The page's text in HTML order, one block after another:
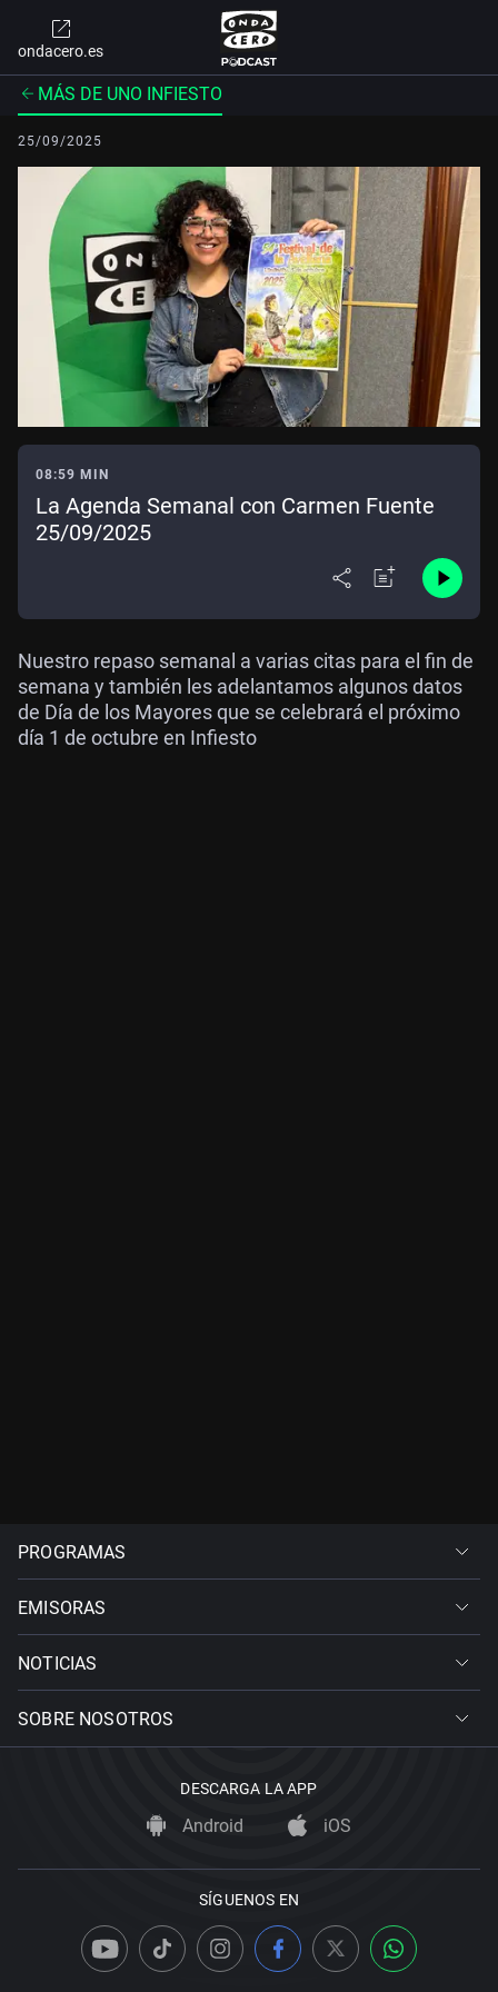
ondacero.es
MÁS DE UNO INFIESTO
25/09/2025
08:59 MIN
La Agenda Semanal con Carmen Fuente
25/09/2025
Nuestro repaso semanal a varias citas para el fin de
semana y también les adelantamos algunos datos
de Día de los Mayores que se celebrará el próximo
día 1 de octubre en Infiesto
PROGRAMAS
EMISORAS
NOTICIAS
SOBRE NOSOTROS
DESCARGA LA APP
Android iOS
SÍGUENOS EN